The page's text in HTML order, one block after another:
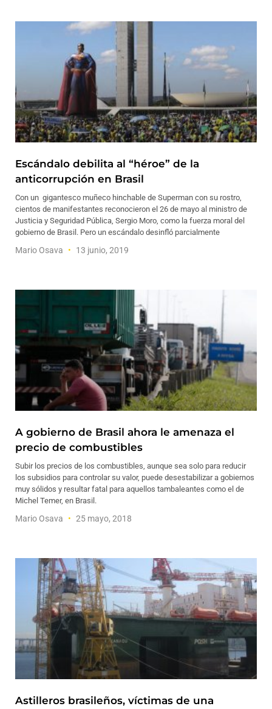
Escándalo debilita al “héroe” de la
anticorrupción en Brasil
Con un gigantesco muñeco hinchable de Superman con su rostro,
cientos de manifestantes reconocieron el 26 de mayo al ministro de
Justicia y Seguridad Pública, Sergio Moro, como la fuerza moral del
gobierno de Brasil. Pero un escándalo desinfló parcialmente
Mario Osava 13 junio, 2019
A gobierno de Brasil ahora le amenaza el
precio de combustibles
Subir los precios de los combustibles, aunque sea solo para reducir
los subsidios para controlar su valor, puede desestabilizar a gobiernos
muy sólidos y resultar fatal para aquellos tambaleantes como el de
Michel Temer, en Brasil.
Mario Osava 25 mayo, 2018
Astilleros brasileños, víctimas de una